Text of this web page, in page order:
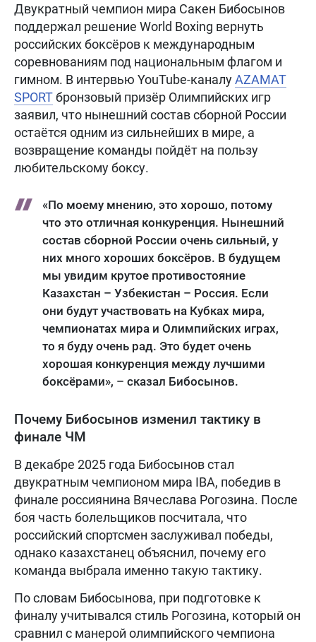
Двукратный чемпион мира Сакен Бибосынов
поддержал решение World Boxing вернуть
российских боксёров к международным
соревнованиям под национальным флагом и
гимном. В интервью YouTube-каналуAZAMAT
SPORTбронзовый призёр Олимпийских игр
заявил, что нынешний состав сборной России
остаётся одним из сильнейших в мире, а
возвращение команды пойдёт на пользу
любительскому боксу.
«По моему мнению, это хорошо, потому
что это отличная конкуренция. Нынешний
состав сборной России очень сильный, у
них много хороших боксёров. В будущем
мы увидим крутое противостояние
Казахстан – Узбекистан – Россия. Если
они будут участвовать на Кубках мира,
чемпионатах мира и Олимпийских играх,
то я буду очень рад. Это будет очень
хорошая конкуренция между лучшими
боксёрами», – сказал Бибосынов.
Почему Бибосынов изменил тактику в
финале ЧМ
В декабре 2025 года Бибосынов стал
двукратным чемпионом мира IBA, победив в
финале россиянина Вячеслава Рогозина. После
боя часть болельщиков посчитала, что
российский спортсмен заслуживал победы,
однако казахстанец объяснил, почему его
команда выбрала именно такую тактику.
По словам Бибосынова, при подготовке к
финалу учитывался стиль Рогозина, который он
сравнил с манерой олимпийского чемпиона